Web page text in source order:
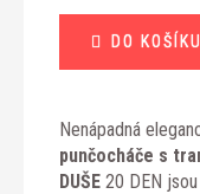
cena:
DO KOŠÍKU
Nenápadná
punčocháče s
DUŠE 20 DEN